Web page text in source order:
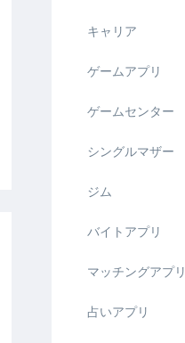
キャリア
ゲームアプリ
ゲームセンター
シングルマザー
ジム
バイトアプリ
マッチングアプリ
占いアプリ